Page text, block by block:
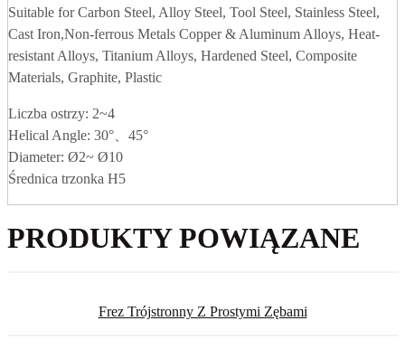
Suitable for Carbon Steel, Alloy Steel, Tool Steel, Stainless Steel,
Cast Iron,Non-ferrous Metals Copper & Aluminum Alloys, Heat-
resistant Alloys, Titanium Alloys, Hardened Steel, Composite
Materials, Graphite, Plastic
Liczba ostrzy: 2~4
Helical Angle: 30°、45°
Diameter: Ø2~ Ø10
Średnica trzonka H5
PRODUKTY POWIĄZANE
Frez Trójstronny Z Prostymi Zębami